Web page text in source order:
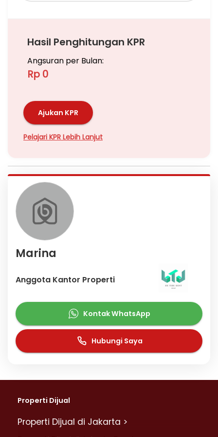
Hasil Penghitungan KPR
Angsuran per Bulan:
Rp 0
Ajukan KPR
Pelajari KPR Lebih Lanjut
Marina
Anggota Kantor Properti
Kontak WhatsApp
Hubungi Saya
Properti Dijual
Properti Dijual di Jakarta >